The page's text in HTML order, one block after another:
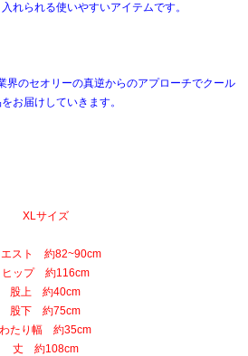
れられる使いやすいアイテムです。
界のセオリーの真逆からのアプローチでクール
お届けしていきます。
XLサイズ
エスト 約82~90cm
ヒップ 約116cm
股上 約40cm
股下 約75cm
わたり幅 約35cm
丈 約108cm